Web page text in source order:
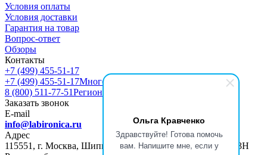
Ольга Кравченко
Здравствуйте! Готова помочь
вам. Напишите мне, если у
Условия оплаты
Условия доставки
Гарантия на товар
Вопрос-ответ
Обзоры
Контакты
+7 (499) 455-51-17
+7 (499) 455-51-17Многоканальный
8 (800) 511-77-51Регионы РФ
Заказать звонок
E-mail
info@labironica.ru
Адрес
115551, г. Москва, Шипиловский пр-д, д. 47, ПОМЕЩ. 13Н